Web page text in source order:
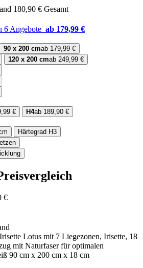
180,90 € Gesamt
6 Angebote ab 179,99 €
90 x 200 cmab 179,99 €
120 x 200 cmab 249,99 €
€ H4ab 189,90 €
Härtegrad H3
€
Lotus mit 7 Liegezonen, Irisette, 18
mit Naturfaser für optimalen
90 cm x 200 cm x 18 cm